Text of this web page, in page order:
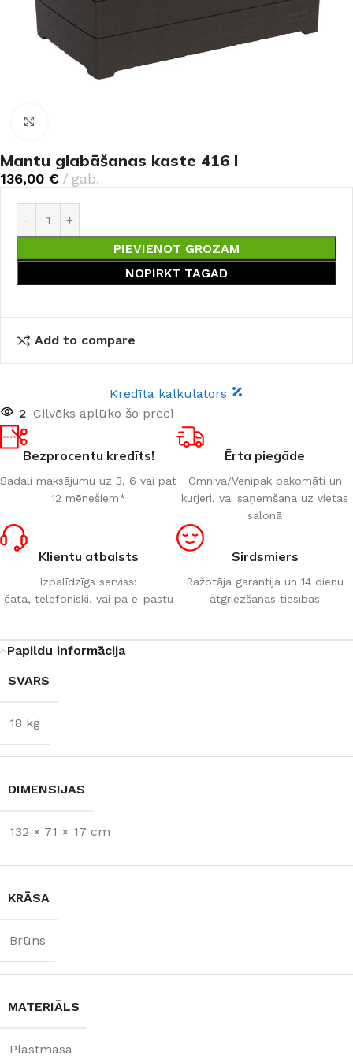
Mantu glabāšanas kaste 416 l
136,00 € gab.
PIEVIENOT GROZAM
NOPIRKT TAGAD
Add to compare
Kredīta kalkulators
2 Cilvēks aplūko šo preci
Bezprocentu kredīts!
Sadali maksājumu uz 3, 6 vai pat
12 mēnešiem*
Ērta piegāde
Omniva/Venipak pakomāti un
kurjeri, vai saņemšana uz vietas
salonā
Klientu atbalsts
Izpalīdzīgs serviss:
čatā, telefoniski, vai pa e-pastu
Sirdsmiers
Ražotāja garantija un 14 dienu
atgriezšanas tiesības
Papildu informācija
SVARS
18 kg
DIMENSIJAS
132 × 71 × 17 cm
KRĀSA
Brūns
MATERIĀLS
Plastmasa